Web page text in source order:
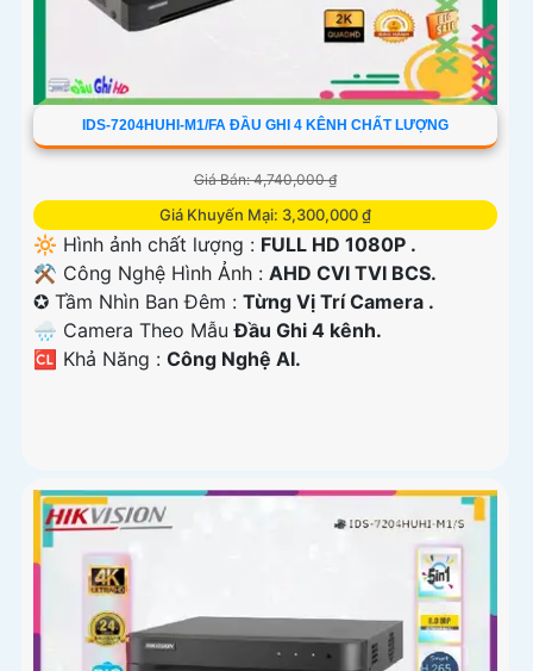
IDS-7204HUHI-M1/FA ĐẦU GHI 4 KÊNH CHẤT LƯỢNG
Giá Bán: 4,740,000 ₫
Giá Khuyến Mại: 3,300,000 ₫
🔆 Hình ảnh chất lượng : FULL HD 1080P .
⚒ Công Nghệ Hình Ảnh : AHD CVI TVI BCS.
✪ Tầm Nhìn Ban Đêm : Từng Vị Trí Camera .
🌧️ Camera Theo MẫuĐầu Ghi 4 kênh.
️🆑 Khả Năng : Công Nghệ AI.